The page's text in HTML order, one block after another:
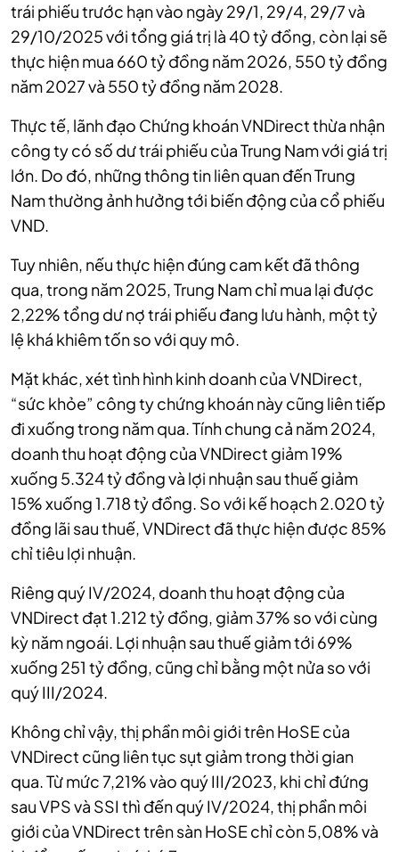
trái phiếu trước hạn vào ngày 29/1, 29/4, 29/7 và
29/10/2025 với tổng giá trị là 40 tỷ đồng, còn lại sẽ
thực hiện mua 660 tỷ đồng năm 2026, 550 tỷ đồng
năm 2027 và 550 tỷ đồng năm 2028.
Thực tế, lãnh đạo Chứng khoán VNDirect thừa nhận
công ty có số dư trái phiếu của Trung Nam với giá trị
lớn. Do đó, những thông tin liên quan đến Trung
Nam thường ảnh hưởng tới biến động của cổ phiếu
VND.
Tuy nhiên, nếu thực hiện đúng cam kết đã thông
qua, trong năm 2025, Trung Nam chỉ mua lại được
2,22% tổng dư nợ trái phiếu đang lưu hành, một tỷ
lệ khá khiêm tốn so với quy mô.
Mặt khác, xét tình hình kinh doanh của VNDirect,
“sức khỏe” công ty chứng khoán này cũng liên tiếp
đi xuống trong năm qua. Tính chung cả năm 2024,
doanh thu hoạt động của VNDirect giảm 19%
xuống 5.324 tỷ đồng và lợi nhuận sau thuế giảm
15% xuống 1.718 tỷ đồng. So với kế hoạch 2.020 tỷ
đồng lãi sau thuế, VNDirect đã thực hiện được 85%
chỉ tiêu lợi nhuận.
Riêng quý IV/2024, doanh thu hoạt động của
VNDirect đạt 1.212 tỷ đồng, giảm 37% so với cùng
kỳ năm ngoái. Lợi nhuận sau thuế giảm tới 69%
xuống 251 tỷ đồng, cũng chỉ bằng một nửa so với
quý III/2024.
Không chỉ vậy, thị phần môi giới trên HoSE của
VNDirect cũng liên tục sụt giảm trong thời gian
qua. Từ mức 7,21% vào quý III/2023, khi chỉ đứng
sau VPS và SSI thì đến quý IV/2024, thị phần môi
giới của VNDirect trên sàn HoSE chỉ còn 5,08% và